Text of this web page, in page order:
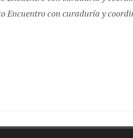
Encuentro con curaduría y